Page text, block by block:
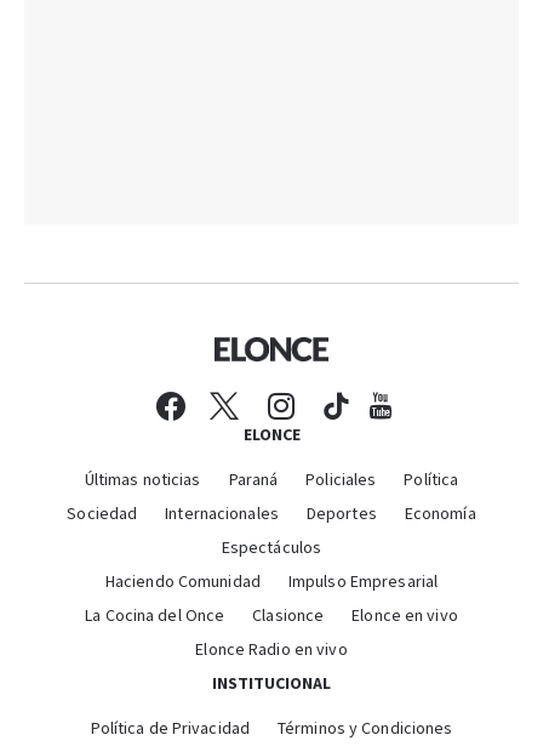
ELONCE
Últimas noticias Paraná Policiales
Política
Sociedad
Internacionales Deportes
Economía
Espectáculos
Haciendo Comunidad
Impulso Empresarial
La Cocina del Once
Clasionce
Elonce en vivo
Elonce Radio en vivo
INSTITUCIONAL
Política de Privacidad
Términos y Condiciones